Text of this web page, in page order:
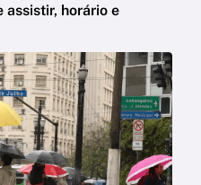
assistir, horário e